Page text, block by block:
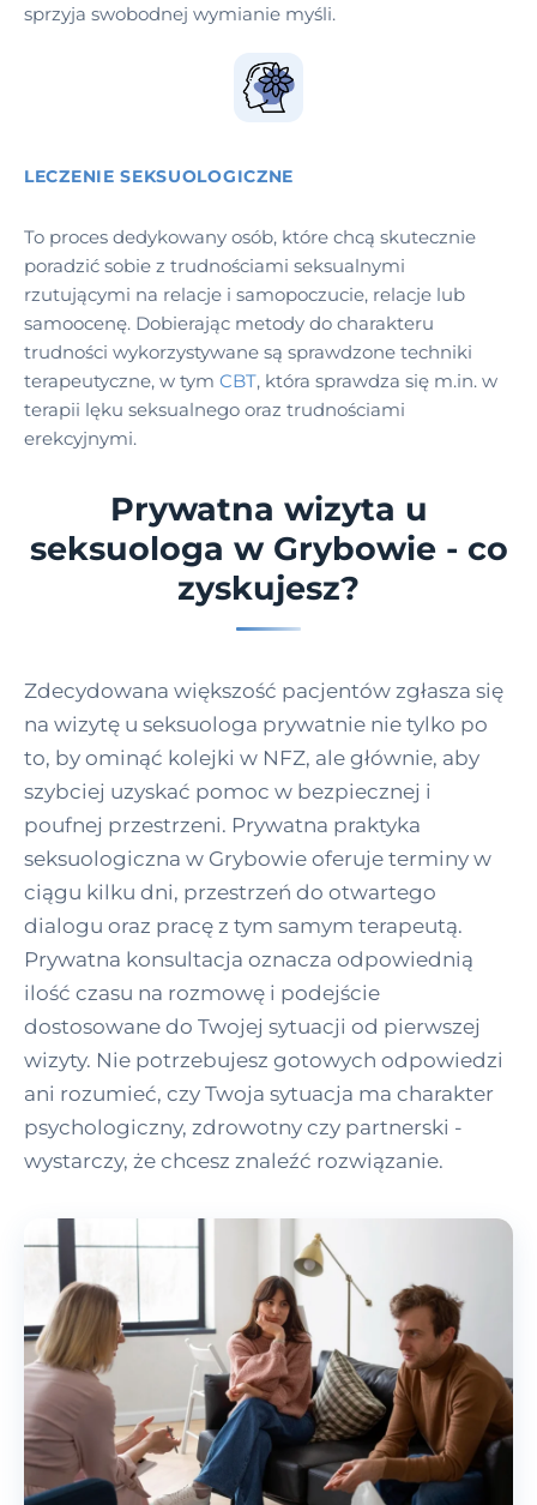
sprzyja swobodnej wymianie myśli.
LECZENIE SEKSUOLOGICZNE
To proces dedykowany osób, które chcą skutecznie
poradzić sobie z trudnościami seksualnymi
rzutującymi na relacje i samopoczucie, relacje lub
samoocenę. Dobierając metody do charakteru
trudności wykorzystywane są sprawdzone techniki
terapeutyczne, w tym CBT, która sprawdza się m.in. w
terapii lęku seksualnego oraz trudnościami
erekcyjnymi.
Prywatna wizyta u
seksuologa w Grybowie - co
zyskujesz?
Zdecydowana większość pacjentów zgłasza się
na wizytę u seksuologa prywatnie nie tylko po
to, by ominąć kolejki w NFZ, ale głównie, aby
szybciej uzyskać pomoc w bezpiecznej i
poufnej przestrzeni. Prywatna praktyka
seksuologiczna w Grybowie oferuje terminy w
ciągu kilku dni, przestrzeń do otwartego
dialogu oraz pracę z tym samym terapeutą.
Prywatna konsultacja oznacza odpowiednią
ilość czasu na rozmowę i podejście
dostosowane do Twojej sytuacji od pierwszej
wizyty. Nie potrzebujesz gotowych odpowiedzi
ani rozumieć, czy Twoja sytuacja ma charakter
psychologiczny, zdrowotny czy partnerski -
wystarczy, że chcesz znaleźć rozwiązanie.